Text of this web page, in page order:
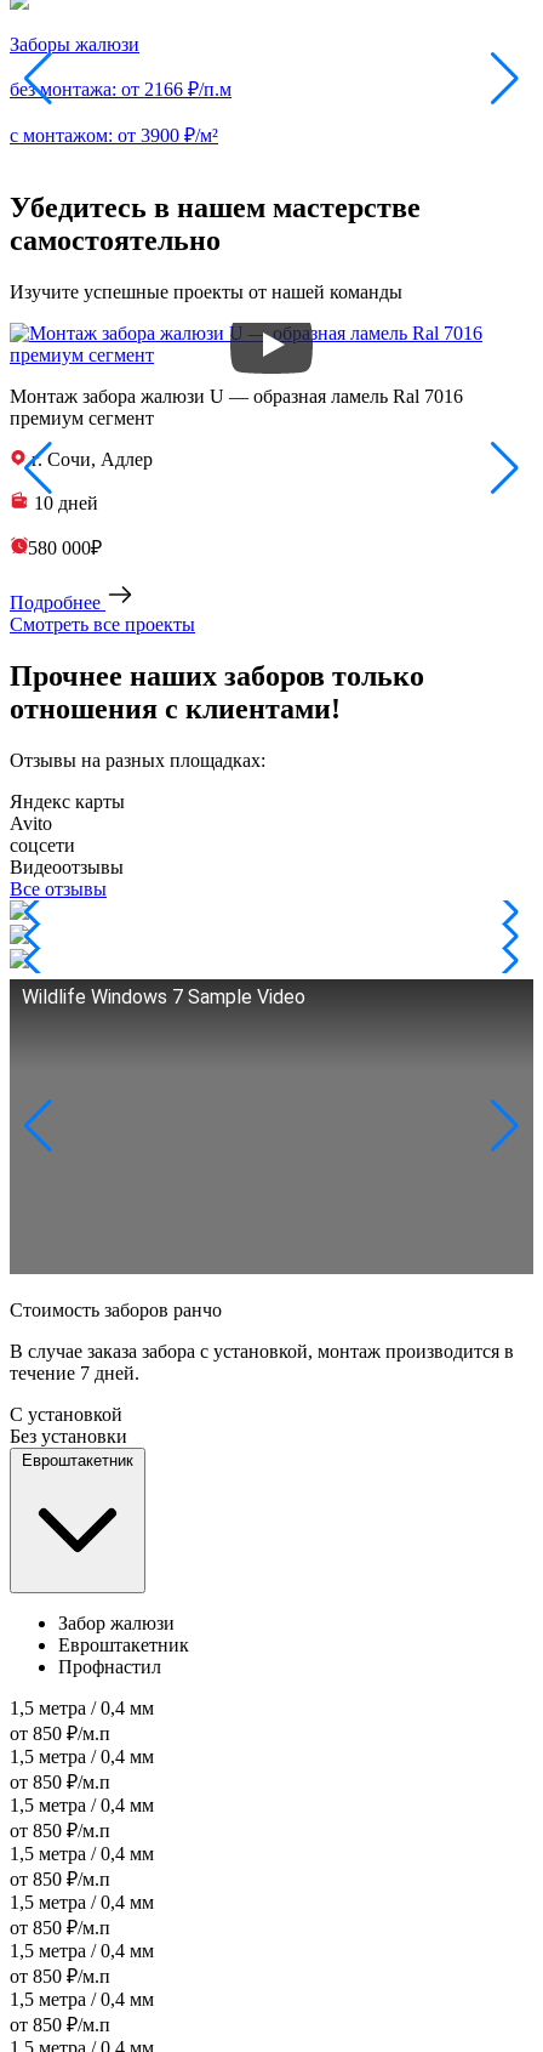
Заборы жалюзи
без монтажа: от 2166 ₽/п.м
с монтажом: от 3900 ₽/м²
Убедитесь в нашем мастерстве
самостоятельно
Изучите успешные проекты от нашей команды
Монтаж забора жалюзи U — образная ламель Ral 7016
премиум сегмент
г. Сочи, Адлер
10 дней
580 000₽
Подробнее
Смотреть все проекты
Прочнее наших заборов только
отношения с клиентами!
Отзывы на разных площадках:
Яндекс карты
Avito
соцсети
Видеоотзывы
Все отзывы
Wildlife Windows 7 Sample Video
Стоимость заборов ранчо
В случае заказа забора с установкой, монтаж производится в
течение 7 дней.
С установкой
Без установки
Евроштакетник
Забор жалюзи
Евроштакетник
Профнастил
1,5 метра / 0,4 мм
от 850 ₽/м.п
1,5 метра / 0,4 мм
от 850 ₽/м.п
1,5 метра / 0,4 мм
от 850 ₽/м.п
1,5 метра / 0,4 мм
от 850 ₽/м.п
1,5 метра / 0,4 мм
от 850 ₽/м.п
1,5 метра / 0,4 мм
от 850 ₽/м.п
1,5 метра / 0,4 мм
от 850 ₽/м.п
1,5 метра / 0,4 мм